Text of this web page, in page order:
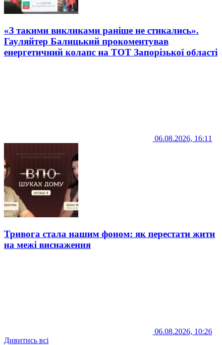
«З такими викликами раніше не стикались».
Гауляйтер Балицький прокоментував
енергетичний колапс на ТОТ Запорізької області
06.08.2026, 16:11
Тривога стала нашим фоном: як перестати жити
на межі виснаження
06.08.2026, 10:26
Дивитись всі